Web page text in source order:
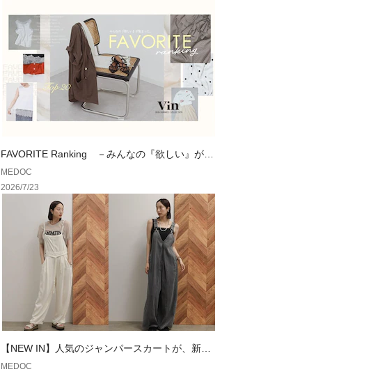
FAVORITE Ranking －みんなの『欲しい』が集
まった、お気に入り登録数ランキング－
MEDOC
2026/7/23
【NEW IN】人気のジャンパースカートが、新色
を加えて今季も登場。
MEDOC